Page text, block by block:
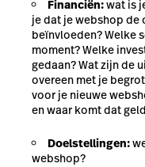
Financiën:wat is
je dat je webshop de
beïnvloeden? Welke
moment? Welke
gedaan? Wat zijn de
overeen met je
voor je nieuwe
en waar komt dat
Doelstellingen:
webshop?